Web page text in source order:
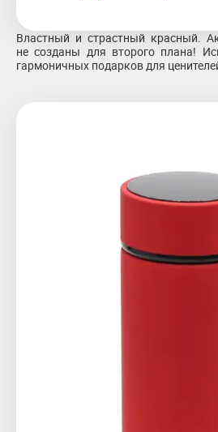
Властный и страстный красный.
не созданы для второго плана!
гармоничных подарков для